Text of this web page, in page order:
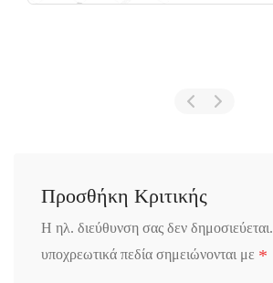
Προσθήκη Κριτικής
Η ηλ. διεύθυνση σας δεν δημοσιεύεται.
υποχρεωτικά πεδία σημειώνονται με *